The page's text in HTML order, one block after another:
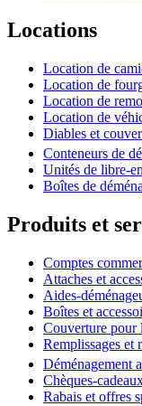
Locations
Location de
Location de
Location de
Location de
Diables et
Conteneurs de
Unités de libre-
Boîtes de
Produits et
Comptes
Attaches et
Aides-
Boîtes et
Couverture pour
Remplissages et
Déménagement
Chèques-
Rabais et offres